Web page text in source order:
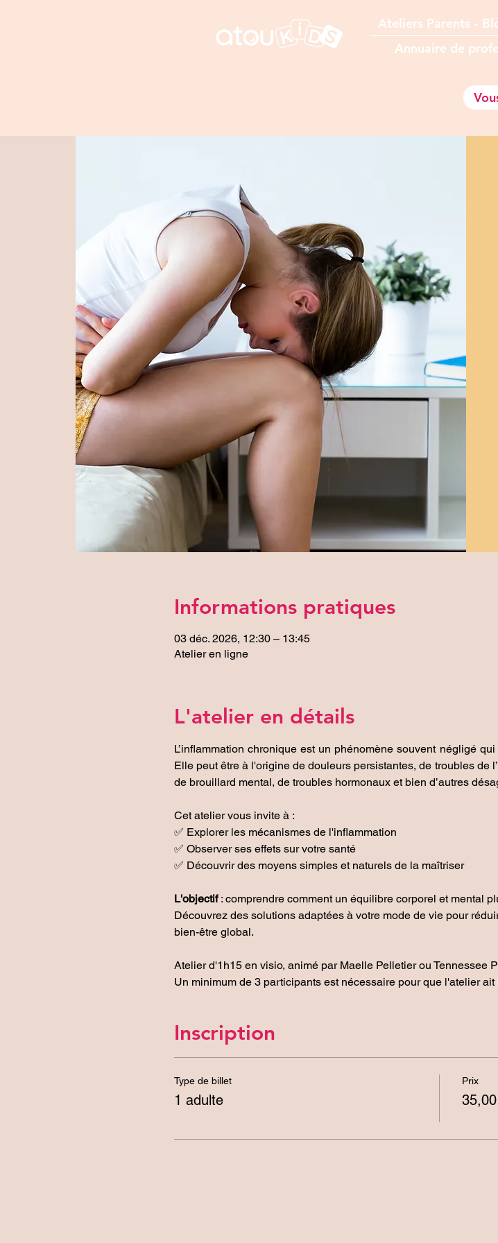
Ateliers Parents -
Annuaire de
Informations pratiques
03 déc. 2026, 12:30 – 13:45
Atelier en ligne
L'atelier en détails
L’inflammation chronique est un phénomène souvent négligé
Elle peut être à l'origine de douleurs persistantes, de troubles de
de brouillard mental, de troubles hormonaux et bien d’autres
Cet atelier vous invite à :
✅ Explorer les mécanismes de l'inflammation
✅ Observer ses effets sur votre santé
✅ Découvrir des moyens simples et naturels de la maîtriser
L'objectif : comprendre comment un équilibre corporel et mental
Découvrez des solutions adaptées à votre mode de vie pour
bien-être global.
Atelier d'1h15 en visio, animé par Maelle Pelletier ou Tennessee
Un minimum de 3 participants est nécessaire pour que l'atelier ait
Inscription
Type de billet
1 adulte
Prix